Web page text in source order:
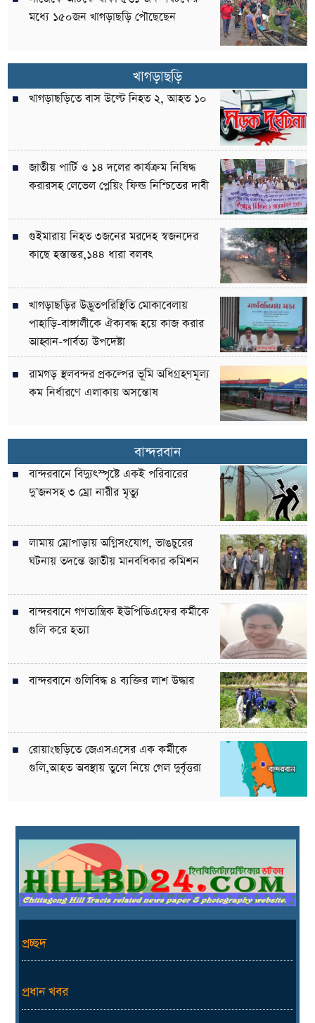
মধ্যে ১৫০জন খাগড়াছড়ি পৌছেছেন
খাগড়াছড়ি
খাগড়াছড়িতে বাস উল্টে নিহত ২, আহত ১০
জাতীয় পার্টি ও ১৪ দলের কার্যক্রম নিষিদ্ধ
করারসহ লেভেল প্লেয়িং ফিল্ড নিশ্চিতের দাবী
গুইমারায় নিহত ৩জনের মরদেহ স্বজনদের
কাছে হস্তান্তর,১৪৪ ধারা বলবৎ
খাগড়াছড়ির উদ্ভূতপরিস্থিতি মোকাবেলায়
পাহাড়ি-বাঙ্গালীকে ঐক্যবদ্ধ হয়ে কাজ করার
আহ্বান-পার্বত্য উপদেষ্টা
রামগড় স্থলবন্দর প্রকল্পের ভূমি অধিগ্রহণমূল্য
কম নির্ধারণে এলাকায় অসন্তোষ
বান্দরবান
বান্দরবানে বিদ্যুৎস্পৃষ্টে একই পরিবারের
দু’জনসহ ৩ ম্রো নারীর মৃত্যু
লামায় ম্রোপাড়ায় অগ্নিসংযোগ, ভাঙচুরের
ঘটনায় তদন্তে জাতীয় মানবধিকার কমিশন
বান্দরবানে গণতান্ত্রিক ইউপিডিএফের কর্মীকে
গুলি করে হত্যা
বান্দরবানে গুলিবিদ্ধ ৪ ব্যক্তির লাশ উদ্ধার
রোয়াংছড়িতে জেএসএসের এক কর্মীকে
গুলি,আহত অবস্থায় তুলে নিয়ে গেল দুর্বৃত্তরা
প্রচ্ছদ
প্রধান খবর